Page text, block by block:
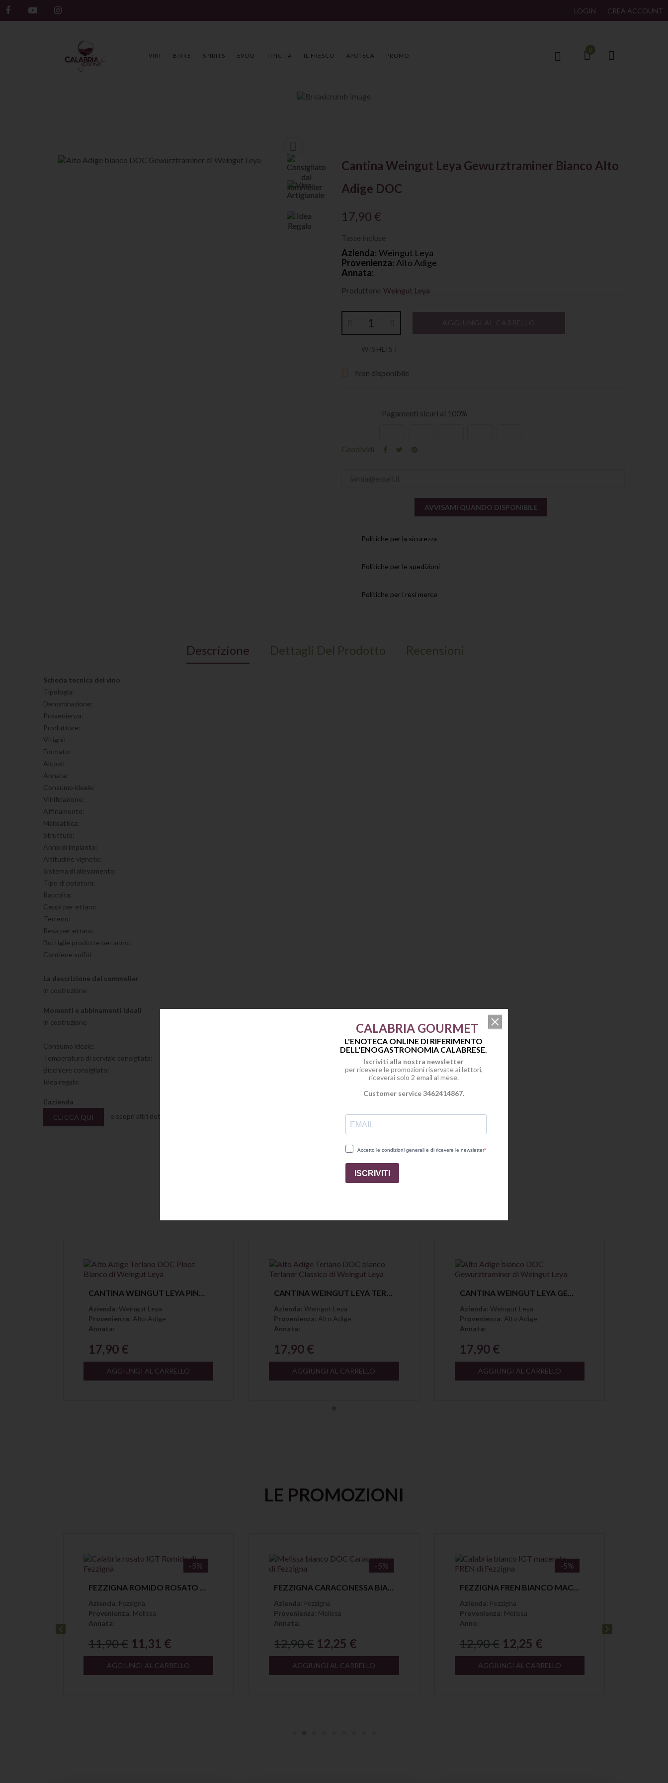
LOGIN CREA ACCOUNT
VINI BIRRE SPIRITS EVOO TIPICITÀ IL FRESCO APOTECA PROMO
0
CANTINA WEINGUT LEYA GEWURZTRAMINER BIANCO ALTO ADIGE DOC

Cantina Weingut Leya Gewurztraminer Bianco Alto
Adige DOC
17,90 €
Tasse incluse
Azienda: Weingut Leya
Provenienza: Alto Adige
Annata:
Produttore: Weingut Leya
AGGIUNGI AL CARRELLO
WISHLIST
 Non disponibile
Pagamenti sicuri al 100%
Condividi
AVVISAMI QUANDO DISPONIBILE
Politiche per la sicurezza
Politiche per le spedizioni
Politiche per i resi merce
Descrizione Dettagli Del Prodotto Recensioni
Scheda tecnica del vino
Tipologia:
Denominazione:
Provenienza:
Produttore:
Vitigni:
Formato:
Alcool:
Annata:
Consumo ideale:
Vinificazione:
Affinamento:
Malolattica:
Struttura:
Anno di impianto:
Altitudine vigneto:
Sistema di allevamento:
Tipo di potatura:
Raccolta:
Ceppi per ettaro:
Terreno:
Resa per ettaro:
Bottiglie prodotte per anno:
Contiene solfiti
La descrizione del sommelier
in costruzione
Momenti e abbinamenti ideali
in costruzione
Consumo ideale:
Temperatura di servizio consigliata:
Bicchiere consigliato:
Idea regalo:
L'azienda
CLICCA QUI
e scopri altri dettagli su questa azienda nel mio blog.
Anteprima CANTINA WEINGUT LEYA PINOT BIANCO ALTO ADIGE TERLANO DOC
Azienda: Weingut Leya
Provenienza: Alto Adige
Annata:
17,90 €
AGGIUNGI AL CARRELLO
Anteprima CANTINA WEINGUT LEYA TERLANER CLASSICO BIANCO ALTO ADIGE TERLANO DOC
Azienda: Weingut Leya
Provenienza: Alto Adige
Annata:
17,90 €
AGGIUNGI AL CARRELLO
Anteprima CANTINA WEINGUT LEYA GEWURZTRAMINER BIANCO ALTO ADIGE DOC
Azienda: Weingut Leya
Provenienza: Alto Adige
Annata:
17,90 €
AGGIUNGI AL CARRELLO
LE PROMOZIONI
Anteprima
-5%
FEZZIGNA ROMIDO ROSATO CALABRIA IGT
Azienda: Fezzigna
Provenienza: Melissa
Annata:
11,90 € 11,31 €
AGGIUNGI AL CARRELLO
Anteprima
-5%
FEZZIGNA CARACONESSA BIANCO MELISSA DOC
Azienda: Fezzigna
Provenienza: Melissa
Annata:
12,90 € 12,25 €
AGGIUNGI AL CARRELLO
Anteprima
-5%
FEZZIGNA FREN BIANCO MACERATO CALABRIA IGT
Azienda: Fezzigna
Provenienza: Melissa
Anno:
12,90 € 12,25 €
AGGIUNGI AL CARRELLO
L'ENOTECA ONLINE DI RIFERIMENTO
DELL'ENOGASTRONOMIA CALABRESE.
Iscriviti alla nostra newsletter
per ricevere le promozioni riservate ai lettori,
riceverai solo 2 email al mese.
Customer service 3462414867.
CALABRIA GOURMET